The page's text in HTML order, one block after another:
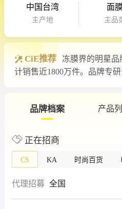
中国台湾
主产地
面
主品
CiE推荐
冻膜界的明星
计销售近1800万件。品牌专
品牌档案 产品
正在招商
CS KA 时尚百货
代理招募 全国